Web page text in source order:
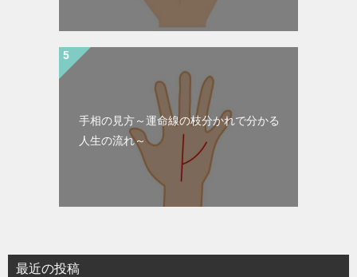
手相の見方～運命線の枝分かれで分かる
人生の流れ～
最近の投稿